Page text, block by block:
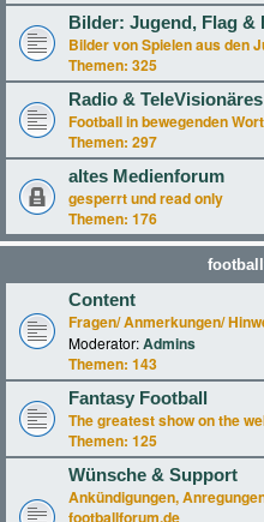
Bilder: Jugend, Flag &
Bilder von Spielen aus den
Themen: 325
Radio & TeleVisionäres
Football in bewegenden
Themen: 297
altes Medienforum
gesperrt und read only
Themen: 176
Content
Fragen/ Anmerkungen/
Moderator:Admins
Themen: 143
Fantasy Football
The greatest show on the
Themen: 125
Wünsche & Support
Ankündigungen,
footballforum.de